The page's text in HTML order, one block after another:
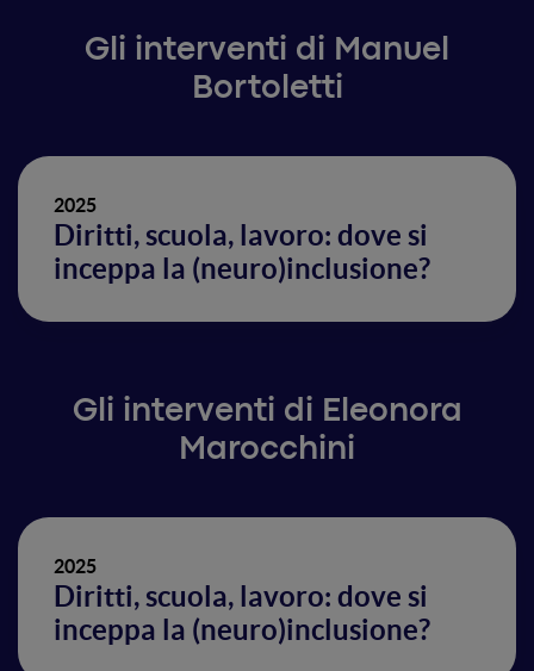
Gli interventi di Manuel
Bortoletti
2025
Diritti, scuola, lavoro: dove si
inceppa la (neuro)inclusione?
Gli interventi di Eleonora
Marocchini
2025
Diritti, scuola, lavoro: dove si
inceppa la (neuro)inclusione?